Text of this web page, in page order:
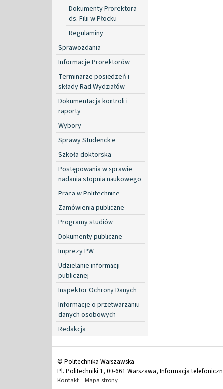
Dokumenty Prorektora
ds. Filii w Płocku
Regulaminy
Sprawozdania
Informacje Prorektorów
Terminarze posiedzeń i
składy Rad Wydziałów
Dokumentacja kontroli i
raporty
Wybory
Sprawy Studenckie
Szkoła doktorska
Postępowania w sprawie
nadania stopnia naukowego
Praca w Politechnice
Zamówienia publiczne
Programy studiów
Dokumenty publiczne
Imprezy PW
Udzielanie informacji
publicznej
Inspektor Ochrony Danych
Informacje o przetwarzaniu
danych osobowych
Redakcja
© Politechnika Warszawska
Pl. Politechniki 1, 00-661 Warszawa, Informacja
Kontakt Mapa strony